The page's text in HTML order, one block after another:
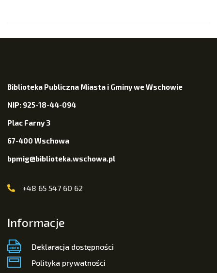
Biblioteka Publiczna Miasta i Gminy we Wschowie
NIP: 925-18-44-094
Plac Farny 3
67-400 Wschowa
bpmig@biblioteka.wschowa.pl
+48 65 547 60 62
Informacje
Deklaracja dostępności
Polityka prywatności